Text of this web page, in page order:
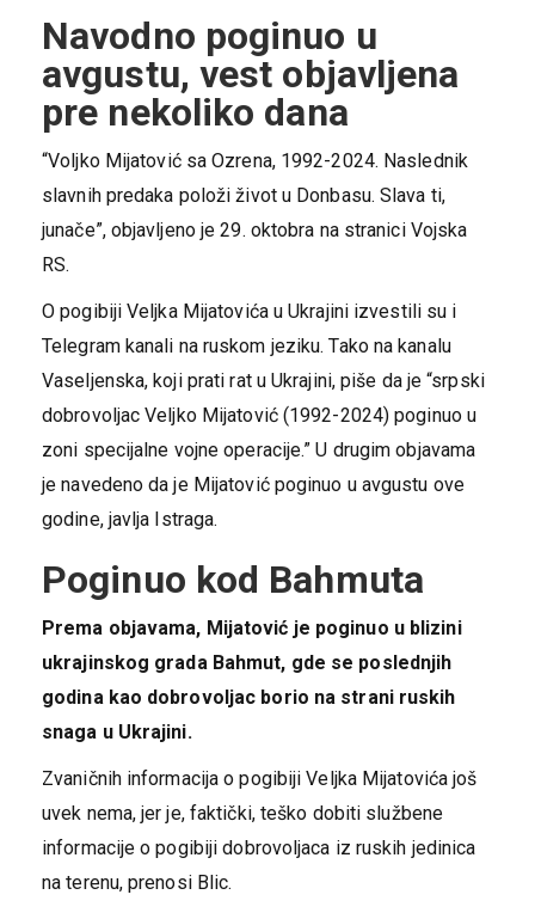
Navodno poginuo u
avgustu, vest objavljena
pre nekoliko dana
“Voljko Mijatović sa Ozrena, 1992-2024. Naslednik
slavnih predaka položi život u Donbasu. Slava ti,
junače”, objavljeno je 29. oktobra na stranici Vojska
RS.
O pogibiji Veljka Mijatovića u Ukrajini izvestili su i
Telegram kanali na ruskom jeziku. Tako na kanalu
Vaseljenska, koji prati rat u Ukrajini, piše da je “srpski
dobrovoljac Veljko Mijatović (1992-2024) poginuo u
zoni specijalne vojne operacije.” U drugim objavama
je navedeno da je Mijatović poginuo u avgustu ove
godine, javlja Istraga.
Poginuo kod Bahmuta
Prema objavama, Mijatović je poginuo u blizini
ukrajinskog grada Bahmut, gde se poslednjih
godina kao dobrovoljac borio na strani ruskih
snaga u Ukrajini.
Zvaničnih informacija o pogibiji Veljka Mijatovića još
uvek nema, jer je, faktički, teško dobiti službene
informacije o pogibiji dobrovoljaca iz ruskih jedinica
na terenu, prenosi Blic.